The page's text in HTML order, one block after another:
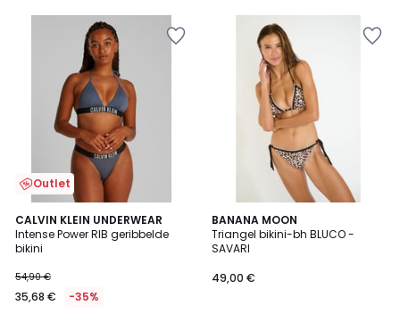
Outlet
CALVIN KLEIN UNDERWEAR
Intense Power RIB geribbelde
bikini
54,90 €
35,68 € -35%
BANANA MOON
Triangel bikini-bh BLUCO -
SAVARI
49,00 €